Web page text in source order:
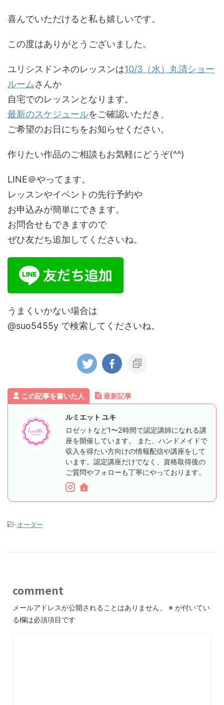
喜んでいただけると私も嬉しいです。
この度はありがとうございました。
ユリシスドンネのレッスンは10/3 （水）丸清ショー
ルームさんか
自宅でのレッスンとなります。
最新のスケジュールをご確認いただき、
ご希望のお日にちをお知らせください。
作りたい作品のご相談もお気軽にどうぞ(^^)
LINE＠やってます。
レッスンやイベントの先行予約や
お申込みが簡単にできます。
お問合せもできますので
ぜひ友だち追加してくださいね。
うまくいかない場合は
@suo5455y で検索してくださいね。
この記事を書いた人 最新記事
ルミエット ユキ
ロゼットなど1〜2時間で認定講師になれる講
座を開催しています。 また、ハンドメイドで
収入を得たい方向けの情報配信や講座をして
います。認定講座だけでなく、資格取得後の
ご質問やフォローも丁寧にやっております。
-オーダー
comment
メールアドレスが公開されることはありません。 ※ が付いてい
る欄は必須項目です